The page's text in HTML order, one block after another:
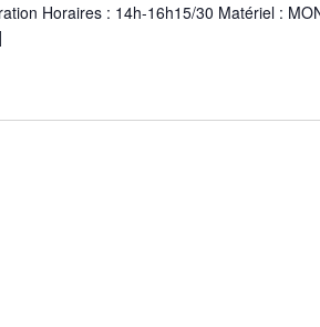
Horaires : 14h-16h15/30 Matériel :